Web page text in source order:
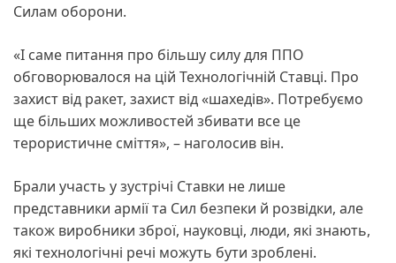
Силам оборони.
«І саме питання про більшу силу для ППО
обговорювалося на цій Технологічній Ставці. Про
захист від ракет, захист від «шахедів». Потребуємо
ще більших можливостей збивати все це
терористичне сміття», – наголосив він.
Брали участь у зустрічі Ставки не лише
представники армії та Сил безпеки й розвідки, але
також виробники зброї, науковці, люди, які знають,
які технологічні речі можуть бути зроблені.